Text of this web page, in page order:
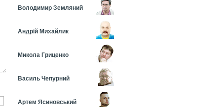
Володимир Земляний
Андрій Михайлик
Микола Гриценко
Василь Чепурний
Артем Ясиновський